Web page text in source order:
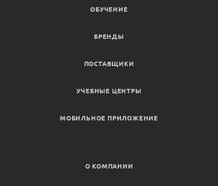
ОБУЧЕНИЕ
БРЕНДЫ
ПОСТАВЩИКИ
УЧЕБНЫЕ ЦЕНТРЫ
МОБИЛЬНОЕ ПРИЛОЖЕНИЕ
О КОМПАНИИ